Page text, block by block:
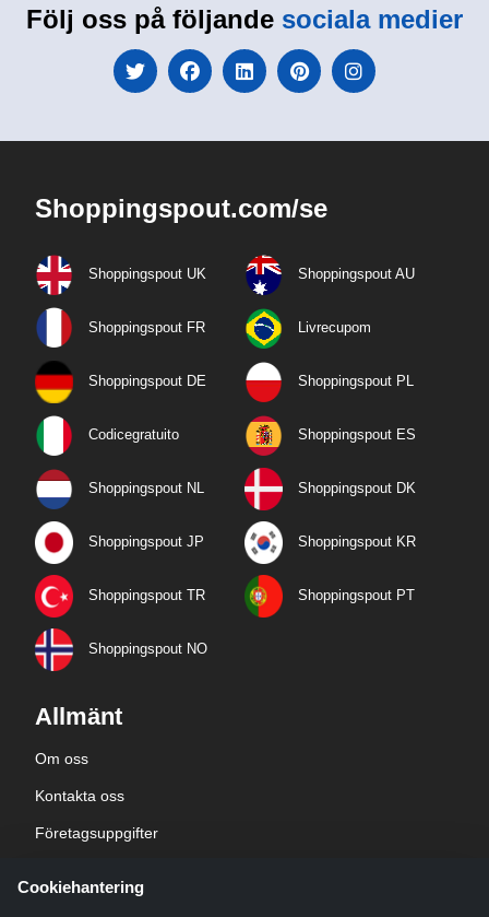
Följ oss på följande sociala medier
Shoppingspout.com/se
Shoppingspout UK Shoppingspout AU
Shoppingspout FR Livrecupom
Shoppingspout DE Shoppingspout PL
Codicegratuito Shoppingspout ES
Shoppingspout NL Shoppingspout DK
Shoppingspout JP Shoppingspout KR
Shoppingspout TR Shoppingspout PT
Shoppingspout NO
Allmänt
Om oss
Kontakta oss
Företagsuppgifter
Cookiehantering